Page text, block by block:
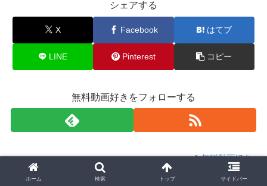
シェアする
X Facebook はてブ
LINE Pinterest コピー
無料動画好きをフォローする
無料動画好き
ホーム 検索 トップ サイドバー